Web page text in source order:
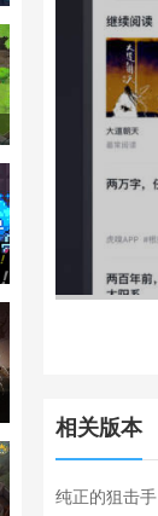
相关版本
纯正的狙击手